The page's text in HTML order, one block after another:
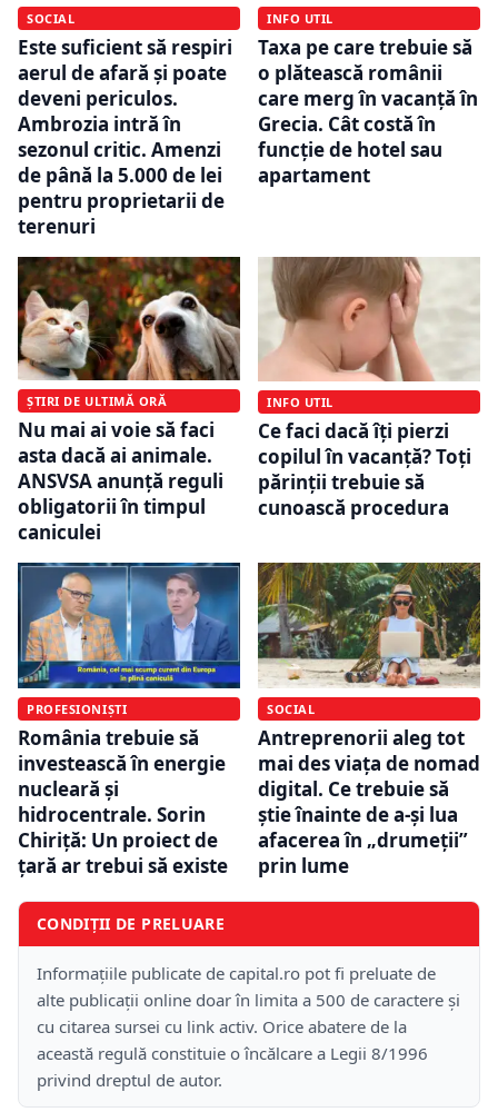
SOCIAL
Este suficient să respiri
aerul de afară și poate
deveni periculos.
Ambrozia intră în
sezonul critic. Amenzi
de până la 5.000 de lei
pentru proprietarii de
terenuri
INFO UTIL
Taxa pe care trebuie să
o plătească românii
care merg în vacanță în
Grecia. Cât costă în
funcție de hotel sau
apartament
ȘTIRI DE ULTIMĂ ORĂ
Nu mai ai voie să faci
asta dacă ai animale.
ANSVSA anunță reguli
obligatorii în timpul
caniculei
INFO UTIL
Ce faci dacă îți pierzi
copilul în vacanță? Toți
părinții trebuie să
cunoască procedura
PROFESIONIȘTI
România trebuie să
investească în energie
nucleară și
hidrocentrale. Sorin
Chiriță: Un proiect de
țară ar trebui să existe
SOCIAL
Antreprenorii aleg tot
mai des viața de nomad
digital. Ce trebuie să
știe înainte de a-și lua
afacerea în „drumeții”
prin lume
CONDIȚII DE PRELUARE
Informațiile publicate de capital.ro pot fi preluate de
alte publicații online doar în limita a 500 de caractere și
cu citarea sursei cu link activ. Orice abatere de la
această regulă constituie o încălcare a Legii 8/1996
privind dreptul de autor.